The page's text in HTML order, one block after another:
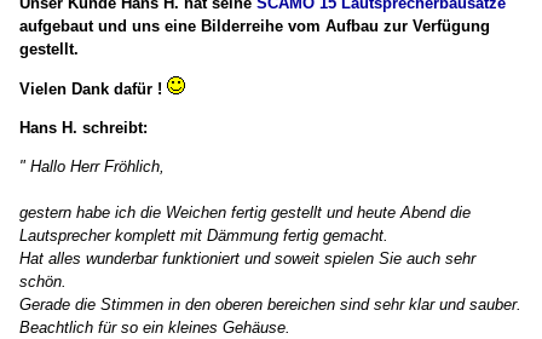
aufgebaut und uns eine Bilderreihe vom Aufbau zur Verfügung
gestellt.
Vielen Dank dafür !
Hans H. schreibt:
" Hallo Herr Fröhlich,
gestern habe ich die Weichen fertig gestellt und heute Abend die
Lautsprecher komplett mit Dämmung fertig gemacht.
Hat alles wunderbar funktioniert und soweit spielen Sie auch sehr
schön.
Gerade die Stimmen in den oberen bereichen sind sehr klar und sauber.
Beachtlich für so ein kleines Gehäuse.